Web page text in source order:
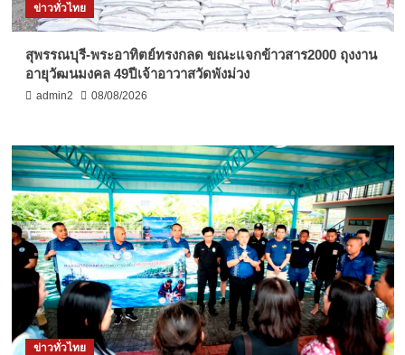
ข่าวทั่วไทย
สุพรรณบุรี-พระอาทิตย์ทรงกลด ขณะแจกข้าวสาร2000 ถุงงาน
อายุวัฒนมงคล 49ปีเจ้าอาวาสวัดพังม่วง
admin2 08/08/2026
ข่าวทั่วไทย